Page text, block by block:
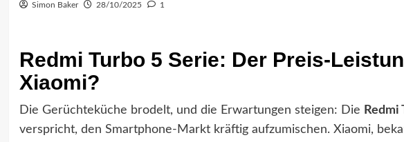
Simon Baker 28/10/2025 1
Redmi Turbo 5 Serie: Der Preis-
Xiaomi?
Die Gerüchteküche brodelt, und die Erwartungen steigen: Die Redmi
verspricht, den Smartphone-Markt kräftig aufzumischen. Xiaomi,